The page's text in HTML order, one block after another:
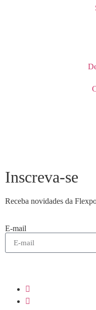
Inscreva-se
Receba novidades da
E-mail